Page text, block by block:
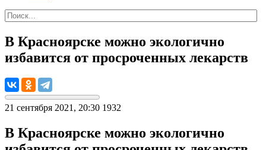
В Красноярске можно экологично
избавится от просроченных лекарств
21 сентября 2021, 20:30 1932
В Красноярске можно экологично